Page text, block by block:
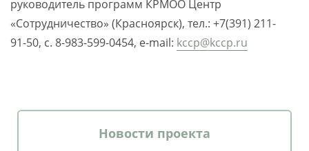
руководитель программ КРМОО Центр
«Сотрудничество» (Красноярск), тел.: +7(391) 211-
91-50, с. 8-983-599-0454, e-mail: kccp@kccp.ru
Новости проекта